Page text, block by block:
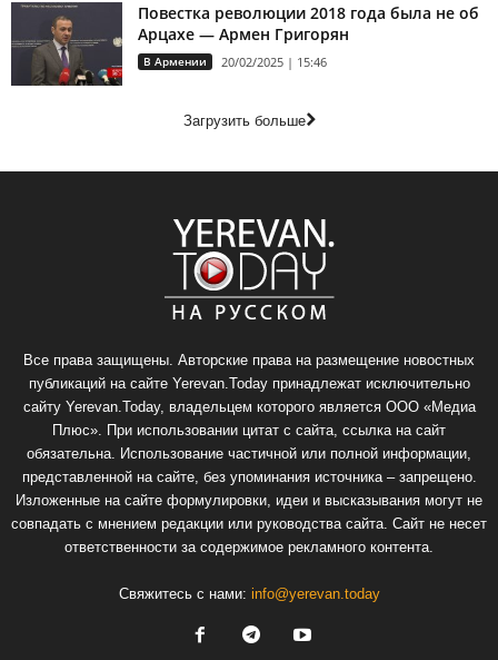
Повестка революции 2018 года была не об
Арцахе — Армен Григорян
В Армении 20/02/2025 | 15:46
Загрузить больше
Все права защищены. Авторские права на размещение новостных
публикаций на сайте Yerevan.Today принадлежат исключительно
сайту Yerevan.Today, владельцем которого является ООО «Медиа
Плюс». При использовании цитат с сайта, ссылка на сайт
обязательна. Использование частичной или полной информации,
представленной на сайте, без упоминания источника – запрещено.
Изложенные на сайте формулировки, идеи и высказывания могут не
совпадать с мнением редакции или руководства сайта. Сайт не несет
ответственности за содержимое рекламного контента.
Свяжитесь с нами: info@yerevan.today